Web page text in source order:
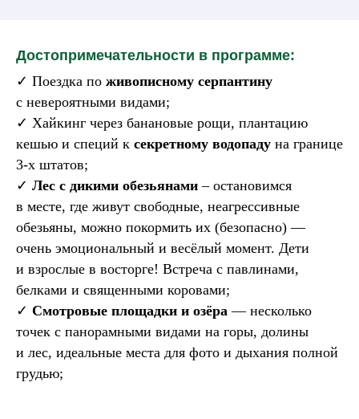
Достопримечательности в программе:
✓ Поездка по живописному серпантину
с невероятными видами;
✓ Хайкинг через банановые рощи, плантацию
кешью и специй к секретному водопаду на границе
3-х штатов;
✓ Лес с дикими обезьянами – остановимся
в месте, где живут свободные, неагрессивные
обезьяны, можно покормить их (безопасно) —
очень эмоциональный и весёлый момент. Дети
и взрослые в восторге! Встреча с павлинами,
белками и священными коровами;
✓ Смотровые площадки и озёра — несколько
точек с панорамными видами на горы, долины
и лес, идеальные места для фото и дыхания полной
грудью;